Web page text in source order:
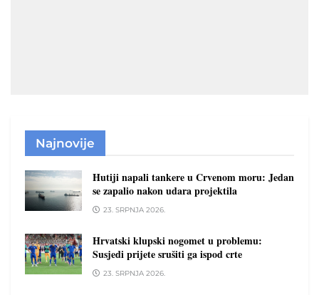
Najnovije
Hutiji napali tankere u Crvenom moru: Jedan
se zapalio nakon udara projektila
23. SRPNJA 2026.
Hrvatski klupski nogomet u problemu:
Susjedi prijete srušiti ga ispod crte
23. SRPNJA 2026.